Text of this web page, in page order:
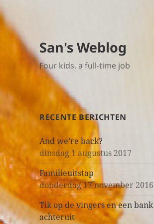
San's Weblog
Four kids, a full-time job
RECENTE BERICHTEN
And we’re back?
dinsdag 1 augustus 2017
Familieuitstap
donderdag 17 november 2016
Tik op de vingers en een bank
achteruit